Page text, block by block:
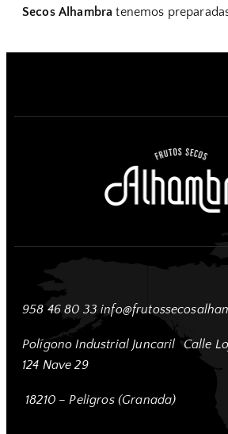
Secos Alhambra tenemos
958 46 80 33
Polígono Industrial Juncaril Calle
124 Nave 29
18210 – Peligros (Granada)